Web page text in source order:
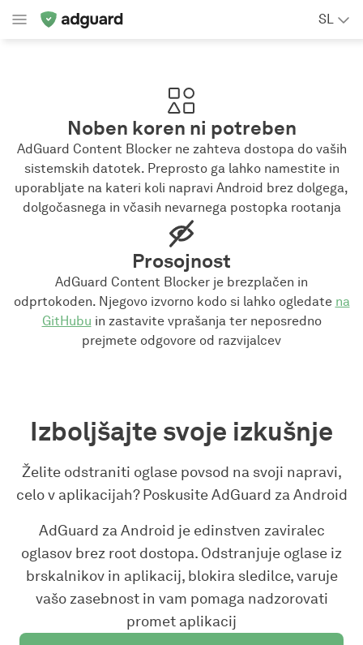
SL
Noben koren ni potreben
AdGuard Content Blocker ne zahteva dostopa do vaših
sistemskih datotek. Preprosto ga lahko namestite in
uporabljate na kateri koli napravi Android brez dolgega,
dolgočasnega in včasih nevarnega postopka rootanja
Prosojnost
AdGuard Content Blocker je brezplačen in
odprtokoden. Njegovo izvorno kodo si lahko ogledate na
GitHubu in zastavite vprašanja ter neposredno
prejmete odgovore od razvijalcev
Izboljšajte svoje izkušnje
Želite odstraniti oglase povsod na svoji napravi,
celo v aplikacijah? Poskusite AdGuard za Android
AdGuard za Android je edinstven zaviralec
oglasov brez root dostopa. Odstranjuje oglase iz
brskalnikov in aplikacij, blokira sledilce, varuje
vašo zasebnost in vam pomaga nadzorovati
promet aplikacij